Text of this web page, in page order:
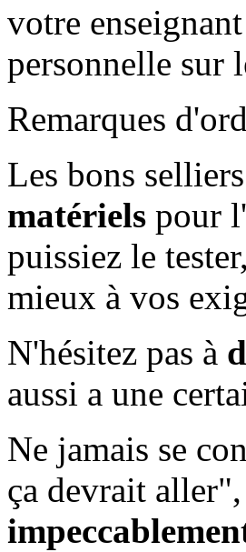
votre
personnelle sur
Remarques
Les bons
matériels pour
puissiez le
mieux à vos
N'hésitez pas à
aussi a une
Ne jamais se
ça devrait